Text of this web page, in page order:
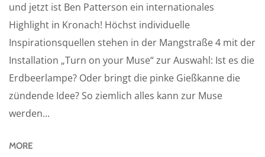
und jetzt ist Ben Patterson ein internationales
Highlight in Kronach! Höchst individuelle
Inspirationsquellen stehen in der Mangstraße 4 mit der
Installation „Turn on your Muse“ zur Auswahl: Ist es die
Erdbeerlampe? Oder bringt die pinke Gießkanne die
zündende Idee? So ziemlich alles kann zur Muse
werden...
MORE